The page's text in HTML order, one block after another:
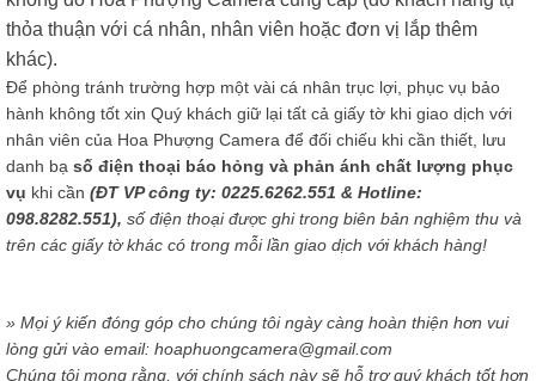
thỏa thuận với cá nhân, nhân viên hoặc đơn vị lắp thêm
khác).
Để phòng tránh trường hợp một vài cá nhân trục lợi, phục vụ bảo
hành không tốt xin Quý khách giữ lại tất cả giấy tờ khi giao dịch với
nhân viên của Hoa Phượng Camera để đối chiếu khi cần thiết, lưu
danh bạ số điện thoại báo hỏng và phản ánh chất lượng phục
vụ khi cần (ĐT VP công ty: 0225.6262.551 & Hotline:
098.8282.551), số điện thoại được ghi trong biên bản nghiệm thu và
trên các giấy tờ khác có trong mỗi lần giao dịch với khách hàng!
» Mọi ý kiến đóng góp cho chúng tôi ngày càng hoàn thiện hơn vui
lòng gửi vào email: hoaphuongcamera@gmail.com
Chúng tôi mong rằng, với chính sách này sẽ hỗ trợ quý khách tốt hơn